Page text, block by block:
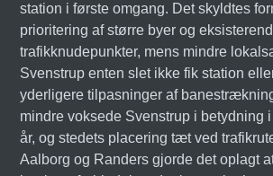
station i første omgang. Det skyldtes
prioritering af større byer og
trafikknudepunkter, mens mindre
Svenstrup enten slet ikke fik station
yderligere tilpasninger af
mindre voksede Svenstrup i betydning
år, og stedets placering tæt ved
Aalborg og Randers gjorde det oplagt